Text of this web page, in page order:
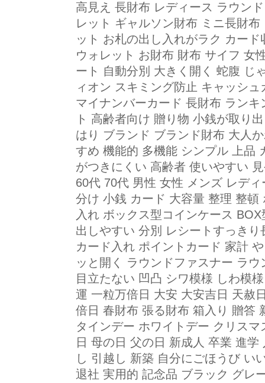
高見え 長財布 レディース ラウン
レット ギャルソン財布 ミニ長財
ット お札の出し入れがラク カー
ウォレット お財布 財布 サイフ 女
ート 自動分別 大きく開く 蛇腹 じ
ィオン スキミング防止 キャッシ
マイナンバーカード 長財布 ラン
ト 高齢者向け 贈り物 小銭が取り
はり ブランド ブランド財布 大人
すめ 機能的 多機能 シンプル 上品
がつきにくい 高齢者 使いやすい
60代 70代 男性 女性 メンズ レデ
分け 小銭 カード 大容量 整理 整
入れ ボックス型コインケース
出しやすい 分別 レシートすっき
カード入れ ポイントカード 家計
ッと開く ラウンドファスナー ラ
目立たない 凹凸 シワ模様 しわ模
運 一粒万倍日 大安 大安吉日 天赦
倍日 春財布 張る財布 箱入り 贈答
タインデー ホワイトデー クリス
日 母の日 父の日 新成人 卒業 進
し 引越し 新築 自分にごほうび い
退社 実用的 記念品 ブラック グレ